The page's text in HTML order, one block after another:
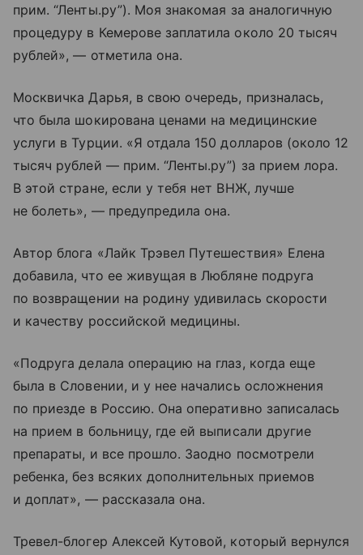
прим. “Ленты.ру”). Моя знакомая за аналогичную
процедуру в Кемерове заплатила около 20 тысяч
рублей», — отметила она.
Москвичка Дарья, в свою очередь, призналась,
что была шокирована ценами на медицинские
услуги в Турции. «Я отдала 150 долларов (около 12
тысяч рублей — прим. “Ленты.ру”) за прием лора.
В этой стране, если у тебя нет ВНЖ, лучше
не болеть», — предупредила она.
Автор блога «Лайк Трэвел Путешествия» Елена
добавила, что ее живущая в Любляне подруга
по возвращении на родину удивилась скорости
и качеству российской медицины.
«Подруга делала операцию на глаз, когда еще
была в Словении, и у нее начались осложнения
по приезде в Россию. Она оперативно записалась
на прием в больницу, где ей выписали другие
препараты, и все прошло. Заодно посмотрели
ребенка, без всяких дополнительных приемов
и доплат», — рассказала она.
Тревел-блогер Алексей Кутовой, который вернулся